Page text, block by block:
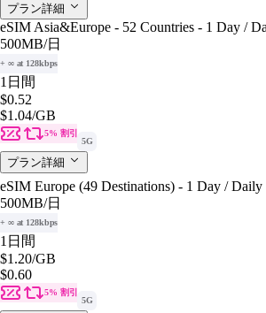
プラン詳細
eSIM Asia&Europe - 52 Countries - 1 Day /
500MB/日
+ ∞ at 128kbps
1日間
$0.52
$1.04/GB
5% 割引
5G
プラン詳細
eSIM Europe (49 Destinations) - 1 Day /
500MB/日
+ ∞ at 128kbps
1日間
$1.20/GB
$0.60
5% 割引
5G